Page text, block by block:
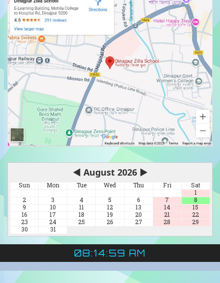
◀ August 2026 ▶
Sun Mon Tue Wed Thu Fri
Sat
1
2
3 4 5 6 7
8
9
10 11 12 13 14
15
16
17 18 19 20 21
22
23
24 25 26 27 28
29
30
31
08:14:59 AM